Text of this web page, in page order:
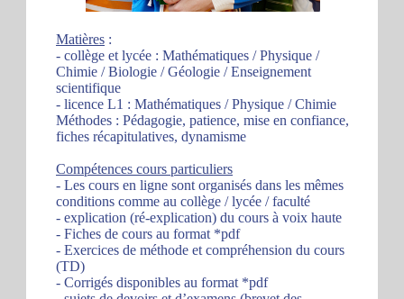
Matières :
- collège et lycée : Mathématiques / Physique /
Chimie / Biologie / Géologie / Enseignement
scientifique
- licence L1 : Mathématiques / Physique / Chimie
Méthodes : Pédagogie, patience, mise en confiance,
fiches récapitulatives, dynamisme
Compétences cours particuliers
- Les cours en ligne sont organisés dans les mêmes
conditions comme au collège / lycée / faculté
- explication (ré-explication) du cours à voix haute
- Fiches de cours au format *pdf
- Exercices de méthode et compréhension du cours
(TD)
- Corrigés disponibles au format *pdf